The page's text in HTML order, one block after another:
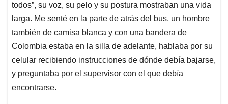
todos”, su voz, su pelo y su postura mostraban una vida
larga. Me senté en la parte de atrás del bus, un hombre
también de camisa blanca y con una bandera de
Colombia estaba en la silla de adelante, hablaba por su
celular recibiendo instrucciones de dónde debía bajarse,
y preguntaba por el supervisor con el que debía
encontrarse.